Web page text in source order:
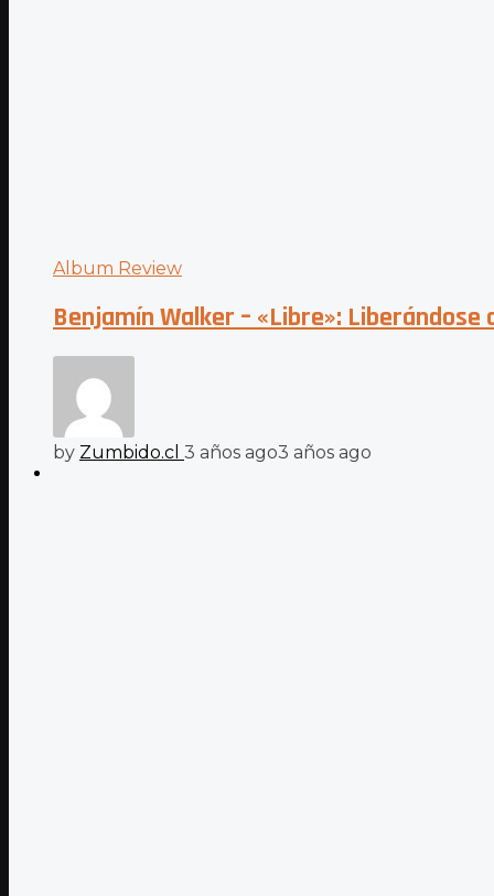
Album Review
Benjamín Walker – «Libre»:
by Zumbido.cl 3 años ago3 años ago